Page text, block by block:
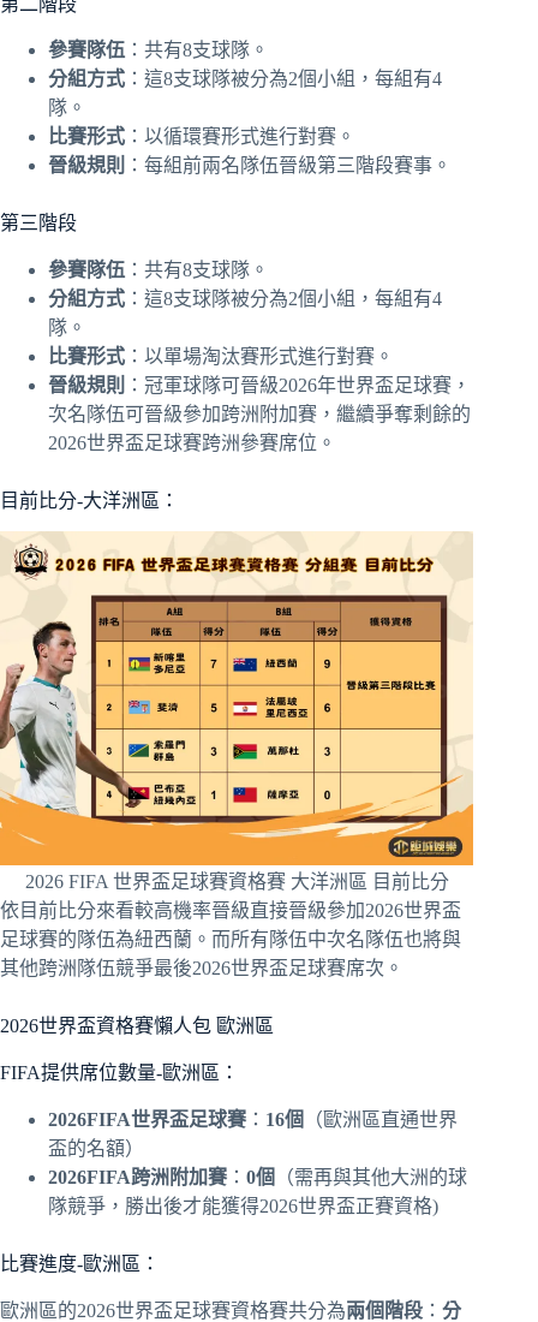
參賽隊伍 ：共有8支球隊。
分組方式 ：這8支球隊被分為2個小組，每組有4
隊。
比賽形式 ：以循環賽形式進行對賽。
晉級規則
：每組前兩名隊伍晉級第三階段賽事。
第三階段
參賽隊伍 ：共有8支球隊。
分組方式 ：這8支球隊被分為2個小組，每組有4
隊。
比賽形式 ：以單場淘汰賽形式進行對賽。
晉級規則
：冠軍球隊可晉級2026年世界盃足球賽，
次名隊伍可晉級參加跨洲附加賽，繼續爭奪剩餘的
2026世界盃足球賽跨洲參賽席位。
目前比分-大洋洲區：
2026 FIFA 世界盃足球賽資格賽 大洋洲區 目前比分
依目前比分來看較高機率晉級直接晉級參加2026世界盃
足球賽的隊伍為紐西蘭。而所有隊伍中次名隊伍也將與
其他跨洲隊伍競爭最後2026世界盃足球賽席次。
2026世界盃資格賽懶人包 歐洲區
FIFA提供席位數量-歐洲區：
2026FIFA世界盃足球賽 ： 16個
（歐洲區直通世界
盃的名額）
2026FIFA跨洲附加賽 ： 0個
（需再與其他大洲的球
隊競爭，勝出後才能獲得2026世界盃正賽資格)
比賽進度-歐洲區：
歐洲區的2026世界盃足球賽資格賽共分為兩個階段 ： 分